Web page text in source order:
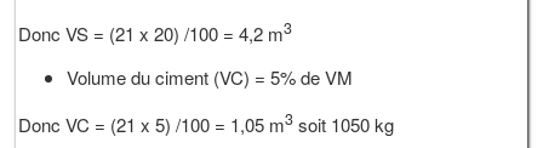
Donc VS = (21 x 20) /100 = 4,2 m3
Volume du ciment (VC) = 5% de VM
Donc VC = (21 x 5) /100 = 1,05 m3 soit 1050 kg